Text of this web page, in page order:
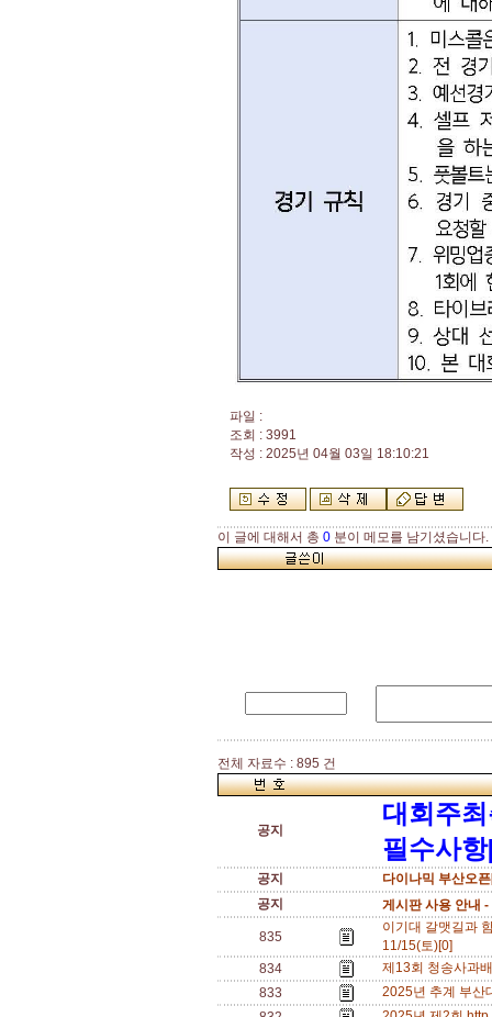
파일 :
조회 : 3991
작성 : 2025년 04월 03일 18:10:21
이 글에 대해서 총 0 분이 메모를 남기셨습니다.
전체 자료수 : 895 건
공지
대회주
필수사
공지
다이나믹 부산오
공지
게시판 사용 안내 -
835
이기대 갈맷길과
11/15(토)[0]
834
제13회 청송사과
833
2025년 추계 부산